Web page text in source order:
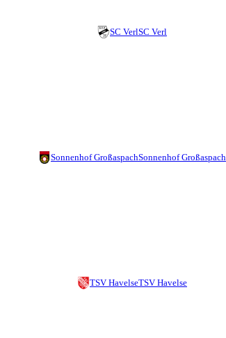
SC VerlSC Verl
Sonnenhof GroßaspachSonnenhof Großaspach
TSV HavelseTSV Havelse